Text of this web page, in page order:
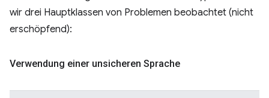
wir drei Hauptklassen von Problemen beobachtet (nicht
erschöpfend):
Verwendung einer unsicheren Sprache